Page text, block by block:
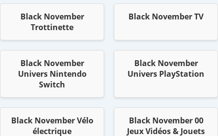
Black November
Trottinette
Black November TV
Black November
Univers Nintendo
Switch
Black November
Univers PlayStation
Black November Vélo
électrique
Black November 00
Jeux Vidéos & Jouets